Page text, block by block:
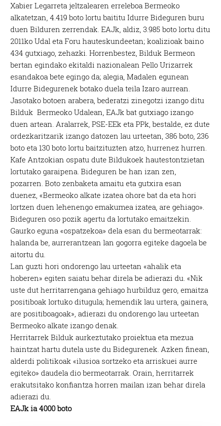
Xabier Legarreta jeltzalearen erreleboa Bermeoko
alkatetzan, 4.419 boto lortu baititu Idurre Bideguren buru
duen Bilduren zerrendak. EAJk, aldiz, 3.985 boto lortu ditu
2011ko Udal eta Foru hauteskundeetan; koalizioak baino
434 gutxiago, zehazki. Horrenbestez, Bilduk Bermeon
bertan egindako ekitaldi nazionalean Pello Urizarrek
esandakoa bete egingo da; alegia, Madalen egunean
Idurre Bidegurenek botako duela teila Izaro aurrean.
Jasotako botoen arabera, bederatzi zinegotzi izango ditu
Bilduk Bermeoko Udalean, EAJk bat gutxiago izango
duen artean. Aralarrek, PSE-EEk eta PPk, bestalde, ez dute
ordezkaritzarik izango datozen lau urteetan, 386 boto, 236
boto eta 130 boto lortu baitzituzten atzo, hurrenez hurren.
Kafe Antzokian ospatu dute Bildukoek hautestontzietan
lortutako garaipena. Bideguren be han izan zen,
pozarren. Boto zenbaketa amaitu eta gutxira esan
duenez, «Bermeoko alkate izatea ohore bat da eta hori
lortzen duen lehenengo emakumea izatea, are gehiago».
Bideguren oso pozik agertu da lortutako emaitzekin.
Gaurko eguna «ospatzekoa» dela esan du bermeotarrak:
halanda be, aurrerantzean lan gogorra egiteke dagoela be
aitortu du.
Lan guzti hori ondorengo lau urteetan «ahalik eta
hoberen» egiten saiatu behar direla be adierazi du. «Nik
uste dut herritarrengana gehiago hurbilduz gero, emaitza
positiboak lortuko ditugula; hemendik lau urtera, gainera,
are positiboagoak», adierazi du ondorengo lau urteetan
Bermeoko alkate izango denak.
Herritarrek Bilduk aurkeztutako proiektua eta mezua
haintzat hartu dutela uste du Bidegurenek. Azken finean,
alderdi politikoak «ilusioa sortzeko eta arriskuei aurre
egiteko» daudela dio bermeotarrak. Orain, herritarrek
erakutsitako konfiantza horren mailan izan behar direla
adierazi du.
EAJk ia 4000 boto